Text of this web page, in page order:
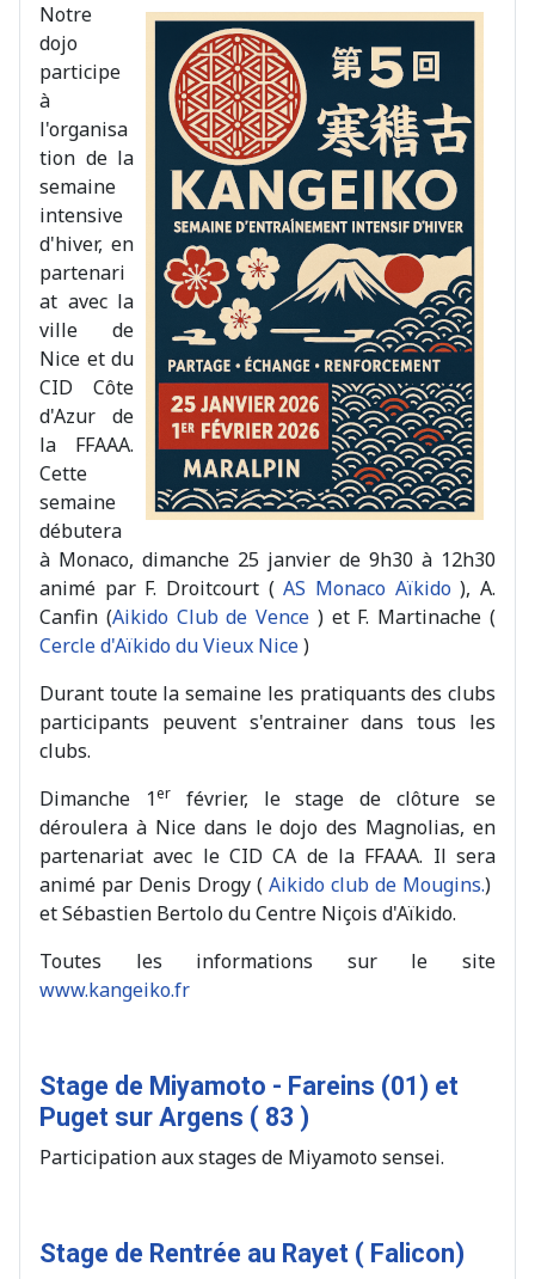
Notre
dojo
participe
à
l'organisa
tion de la
semaine
intensive
d'hiver, en
partenari
at avec la
ville de
Nice et du
CID Côte
d'Azur de
la FFAAA.
Cette
semaine
débutera
à Monaco, dimanche 25 janvier de 9h30 à 12h30
animé par F. Droitcourt (AS Monaco Aïkido), A.
Canfin (Aikido Club de Vence ) et F. Martinache (
Cercle d'Aïkido du Vieux Nice)
Durant toute la semaine les pratiquants des clubs
participants peuvent s'entrainer dans tous les
clubs.
Dimanche 1erfévrier, le stage de clôture se
déroulera à Nice dans le dojo des Magnolias, en
partenariat avec le CID CA de la FFAAA. Il sera
animé par Denis Drogy ( Aikido club de Mougins.)
et Sébastien Bertolo du Centre Niçois d'Aïkido.
Toutes les informations sur le site
www.kangeiko.fr
Stage de Miyamoto - Fareins (01) et
Puget sur Argens ( 83 )
Participation aux stages de Miyamoto sensei.
Stage de Rentrée au Rayet ( Falicon)